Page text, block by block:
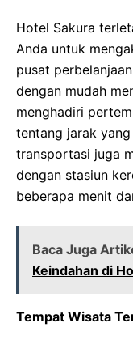
Hotel Sakura
Anda untuk
pusat
dengan mudah
menghadiri
tentang jarak yang
transportasi juga
dengan stasiun
beberapa menit
Baca Juga
Keindahan di
Tempat Wisata